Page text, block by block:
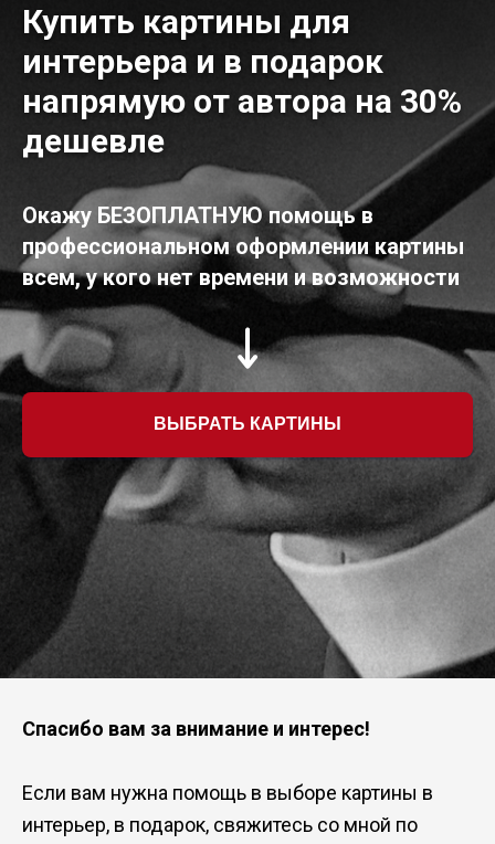
Купить картины для
интерьера и в подарок
напрямую от автора на 30%
дешевле
Окажу БЕЗОПЛАТНУЮ помощь в
профессиональном оформлении картины
всем, у кого нет времени и возможности
ВЫБРАТЬ КАРТИНЫ
Спасибо вам за внимание и интерес!
Если вам нужна помощь в выборе картины в
интерьер, в подарок, свяжитесь со мной по